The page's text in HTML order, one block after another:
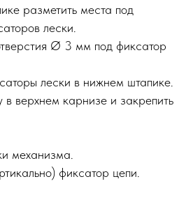
разметить места под
лески.
Ø 3 мм под фиксатор
лески в нижнем штапике.
в верхнем карнизе и закрепить
механизма.
фиксатор цепи.